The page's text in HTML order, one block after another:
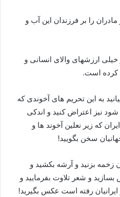
را بر فرزندان این آب و
ارزشهای والای انسانی و
کرده است.
به این تحریم های آخوندی که
نیز اعتراض کنید و اندکی
ساله ملت ایران که زیر نعلین آخوند ها و
سخن بگویید!
زخمه بزنید و آرشه بکشید و
و شعر تلاوت بفرمایید و
ایرانیان رفته است عکس بگیرید!